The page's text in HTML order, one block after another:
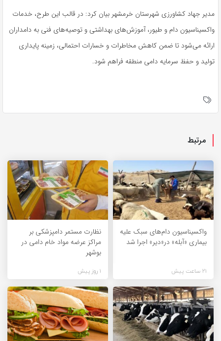
مدیر جهاد کشاورزی شهرستان خرمشهر بیان کرد: در قالب این طرح، خدمات
واکسیناسیون دام و طیور، آموزش‌های بهداشتی و توصیه‌های فنی به دامداران
ارائه می‌شود تا ضمن کاهش مخاطرات و خسارات احتمالی، زمینه پایداری
تولید و حفظ سرمایه دامی منطقه فراهم شود.
مرتبط
واکسیناسیون دام‌های سبک علیه
بیماری «آبله» در«دیر» اجرا شد
21 ساعت پیش
نظارت مستمر دامپزشکی بر
مراکز عرضه مواد خام دامی در
بوشهر
1 روز پیش